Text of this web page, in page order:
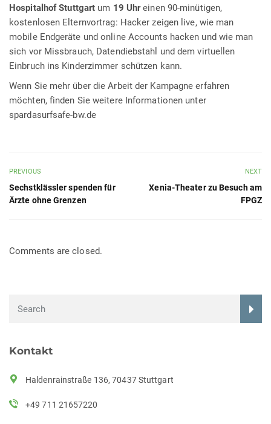
Hospitalhof Stuttgart um 19 Uhreinen 90-minütigen,
kostenlosen Elternvortrag: Hacker zeigen live, wie man
mobile Endgeräte und online Accounts hacken und wie man
sich vor Missbrauch, Datendiebstahl und dem virtuellen
Einbruch ins Kinderzimmer schützen kann.
Wenn Sie mehr über die Arbeit der Kampagne erfahren
möchten, finden Sie weitere Informationen unter
spardasurfsafe-bw.de
PREVIOUS
Sechstklässler spenden für
Ärzte ohne Grenzen
NEXT
Xenia-Theater zu Besuch am
FPGZ
Comments are closed.
Kontakt
Haldenrainstraße 136, 70437 Stuttgart
+49 711 21657220